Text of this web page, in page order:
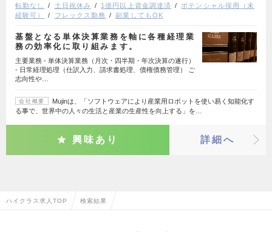
転勤なし
土日祝休み 1億円以上資金調達済
ポテンシャル採用（未
経験可）
フレックス勤務 副業してもOK
基盤となる単体決算業務を軸に各種経理業
務の効率化に取り組みます。
主要業務 - 単体決算業務（月次・四半期・年次決算の遂行）
- 日常経理処理（仕訳入力、請求書処理、債権債務管理） ご
志向性や…
会社概要
Mujinは、「ソフトウェアにより産業用ロボットを使い易く知能化す
る事で、世界中の人々の生活と産業の生産性を向上する」を…
興味あり 詳細へ
ハイクラス求人TOP 検索結果